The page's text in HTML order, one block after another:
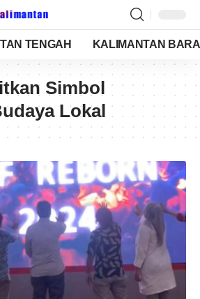
TENGAH KALIMANTAN
Simbol
Lokal